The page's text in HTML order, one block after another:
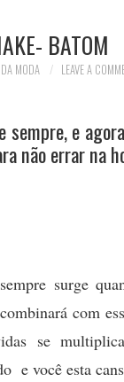
BATOM
MODA LEAVE A
sempre, e
não errar na
surge
combinará com
se
e você esta